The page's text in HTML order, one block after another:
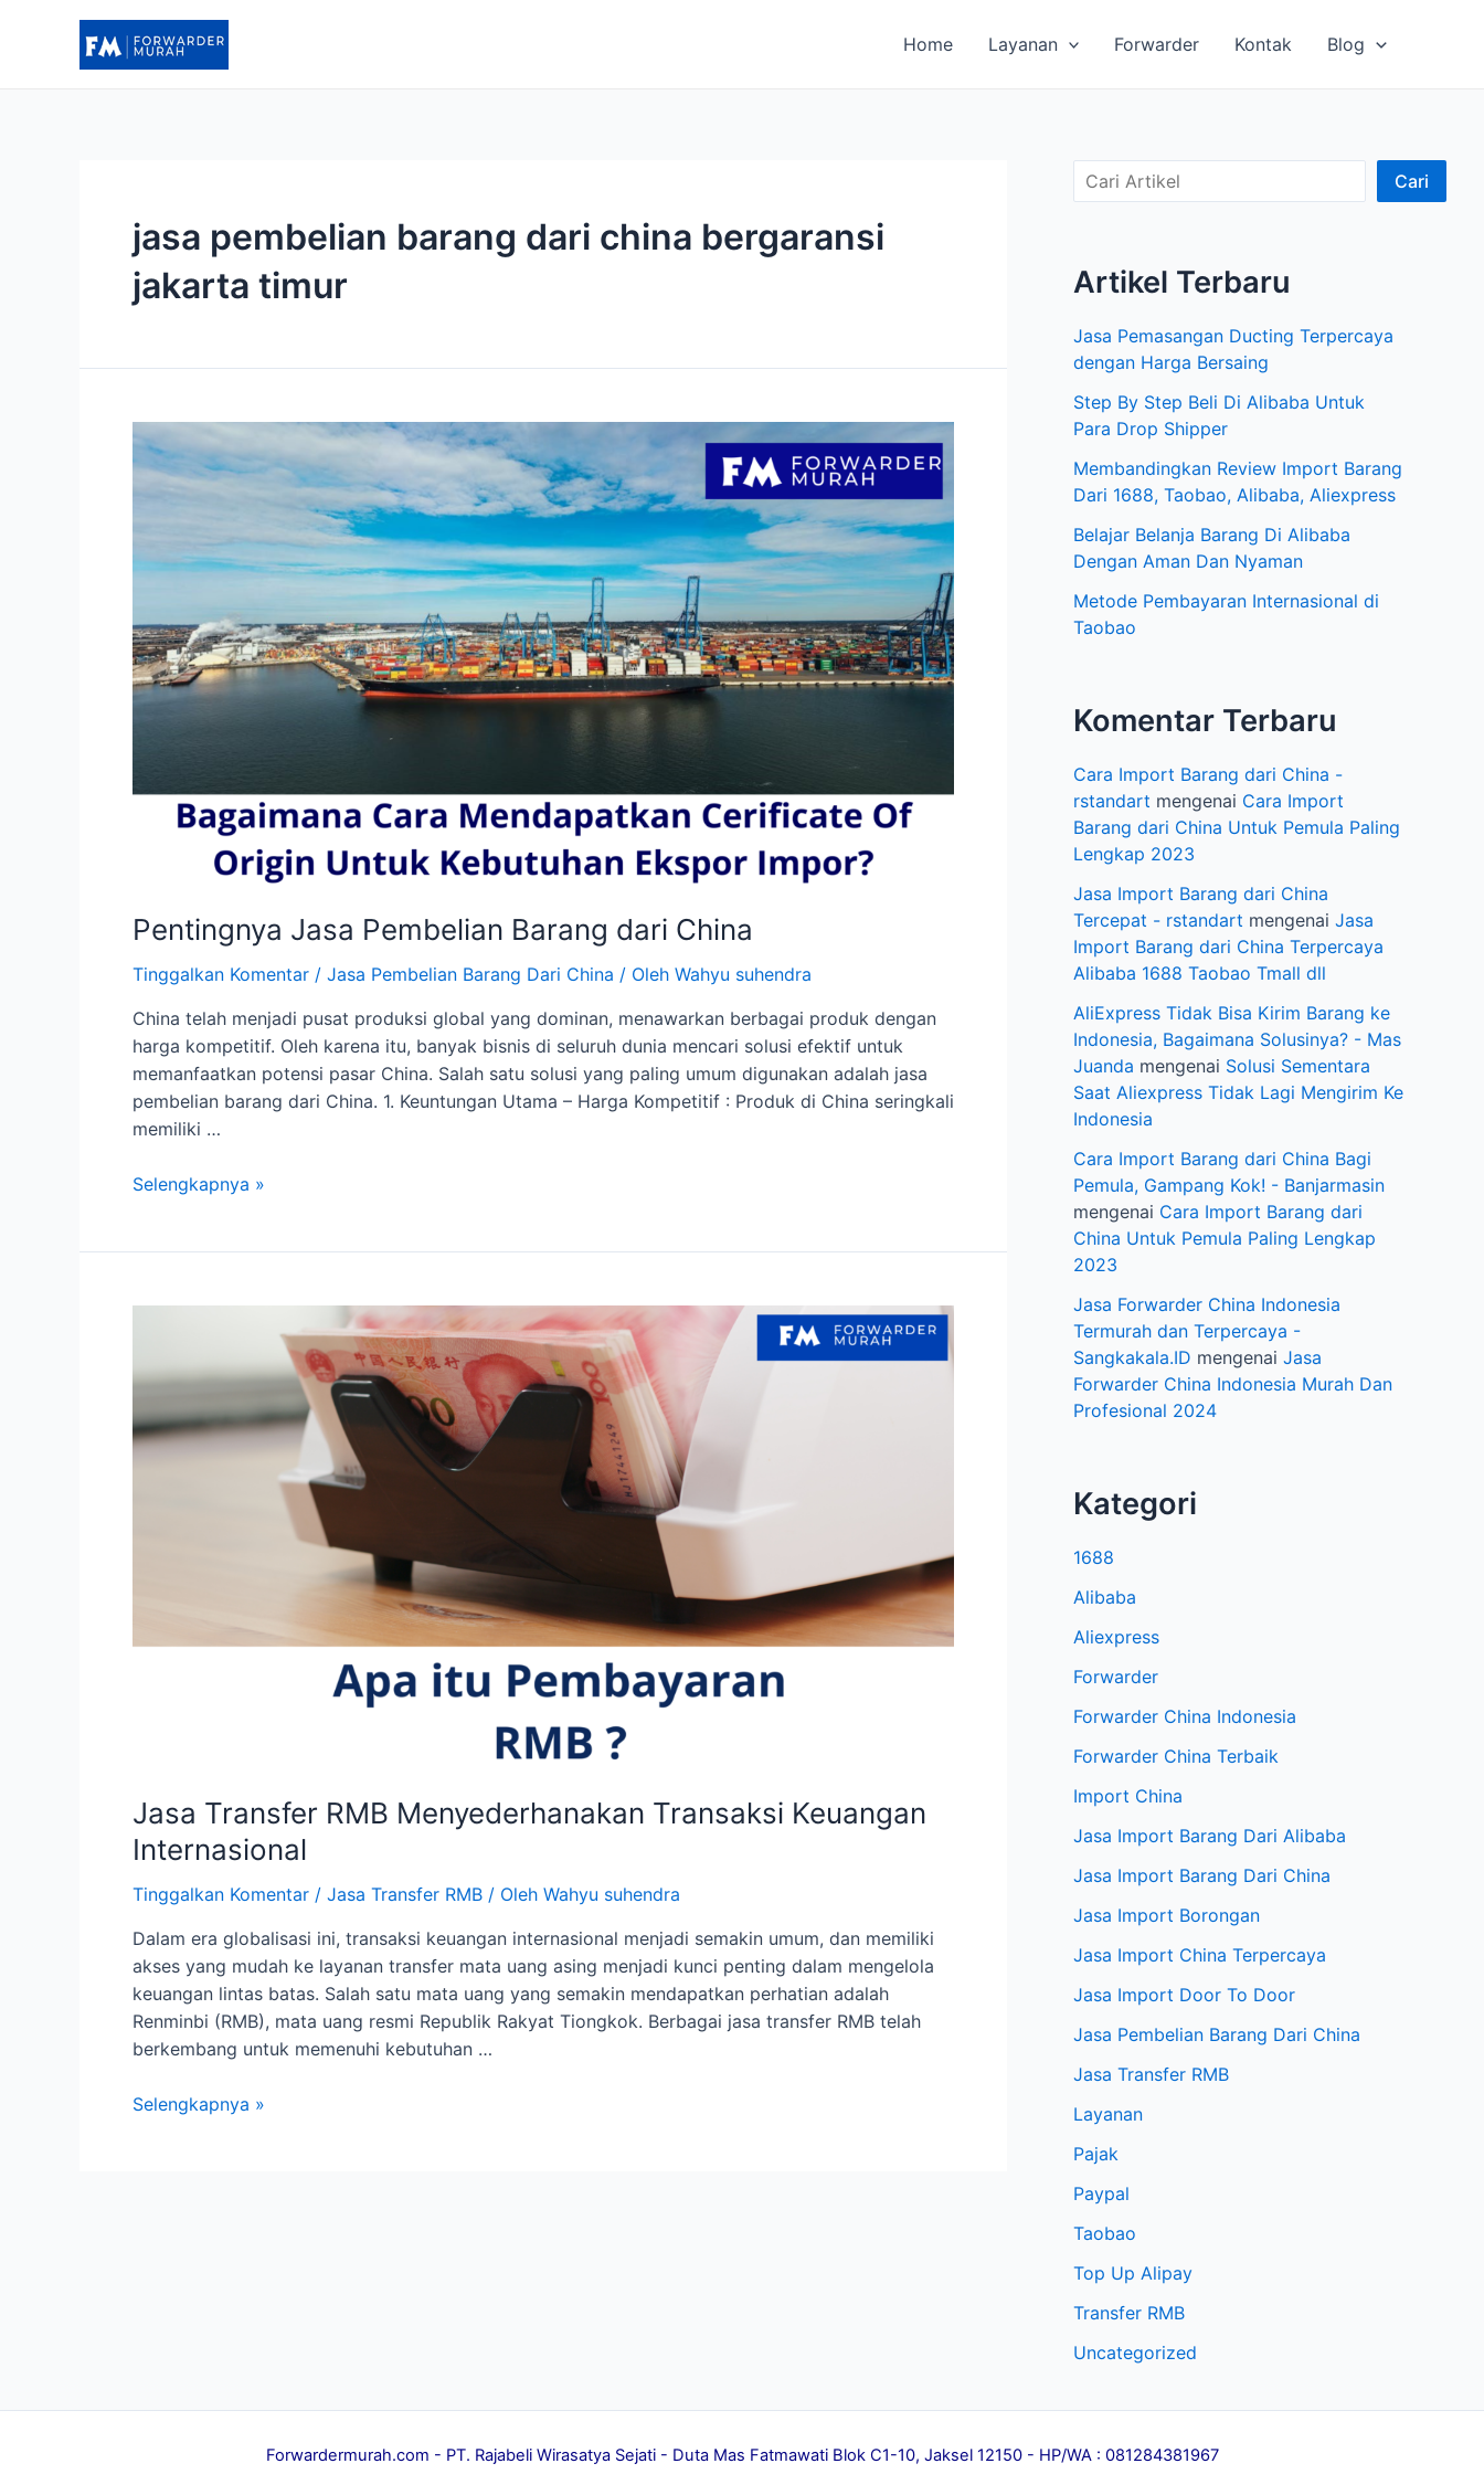
Home Layanan Forwarder Kontak Blog
jasa pembelian barang dari china bergaransi
jakarta timur
Pentingnya Jasa Pembelian Barang dari China
Tinggalkan Komentar / Jasa Pembelian Barang Dari China / Oleh Wahyu suhendra
China telah menjadi pusat produksi global yang dominan, menawarkan berbagai produk dengan
harga kompetitif. Oleh karena itu, banyak bisnis di seluruh dunia mencari solusi efektif untuk
memanfaatkan potensi pasar China. Salah satu solusi yang paling umum digunakan adalah jasa
pembelian barang dari China. 1. Keuntungan Utama – Harga Kompetitif : Produk di China seringkali
memiliki …
Pentingnya
Selengkapnya »
Jasa Transfer RMB Menyederhanakan Transaksi Keuangan
Internasional
Tinggalkan Komentar / Jasa Transfer RMB / Oleh Wahyu suhendra
Dalam era globalisasi ini, transaksi keuangan internasional menjadi semakin umum, dan memiliki
akses yang mudah ke layanan transfer mata uang asing menjadi kunci penting dalam mengelola
keuangan lintas batas. Salah satu mata uang yang semakin mendapatkan perhatian adalah
Renminbi (RMB), mata uang resmi Republik Rakyat Tiongkok. Berbagai jasa transfer RMB telah
berkembang untuk memenuhi kebutuhan …
Jasa
Selengkapnya »
i
r
i
k
e
l
Cari
Artikel Terbaru
Jasa Pemasangan Ducting Terpercaya
dengan Harga Bersaing
Step By Step Beli Di Alibaba Untuk
Para Drop Shipper
Membandingkan Review Import Barang
Dari 1688, Taobao, Alibaba, Aliexpress
Belajar Belanja Barang Di Alibaba
Dengan Aman Dan Nyaman
Metode Pembayaran Internasional di
Taobao
Komentar Terbaru
Cara Import Barang dari China -
rstandart mengenai Cara Import
Barang dari China Untuk Pemula Paling
Lengkap 2023
Jasa Import Barang dari China
Tercepat - rstandart mengenai Jasa
Import Barang dari China Terpercaya
Alibaba 1688 Taobao Tmall dll
AliExpress Tidak Bisa Kirim Barang ke
Indonesia, Bagaimana Solusinya? - Mas
Juanda mengenai Solusi Sementara
Saat Aliexpress Tidak Lagi Mengirim Ke
Indonesia
Cara Import Barang dari China Bagi
Pemula, Gampang Kok! - Banjarmasin
mengenai Cara Import Barang dari
China Untuk Pemula Paling Lengkap
2023
Jasa Forwarder China Indonesia
Termurah dan Terpercaya -
Sangkakala.ID mengenai Jasa
Forwarder China Indonesia Murah Dan
Profesional 2024
Kategori
1688
Alibaba
Aliexpress
Forwarder
Forwarder China Indonesia
Forwarder China Terbaik
Import China
Jasa Import Barang Dari Alibaba
Jasa Import Barang Dari China
Jasa Import Borongan
Jasa Import China Terpercaya
Jasa Import Door To Door
Jasa Pembelian Barang Dari China
Jasa Transfer RMB
Layanan
Pajak
Paypal
Taobao
Top Up Alipay
Transfer RMB
Uncategorized
Forwardermurah.com - PT. Rajabeli Wirasatya Sejati - Duta Mas Fatmawati Blok C1-10, Jaksel 12150 - HP/WA : 081284381967